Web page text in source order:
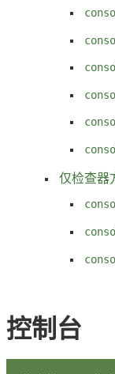
仅检查器
控制台